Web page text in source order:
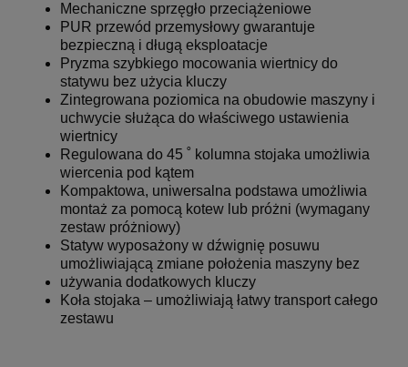
Mechaniczne sprzęgło przeciążeniowe
PUR przewód przemysłowy gwarantuje
bezpieczną i długą eksploatacje
Pryzma szybkiego mocowania wiertnicy do
statywu bez użycia kluczy
Zintegrowana poziomica na obudowie maszyny i
uchwycie służąca do właściwego ustawienia
wiertnicy
Regulowana do 45 ˚ kolumna stojaka umożliwia
wiercenia pod kątem
Kompaktowa, uniwersalna podstawa umożliwia
montaż za pomocą kotew lub próżni (wymagany
zestaw próżniowy)
Statyw wyposażony w dźwignię posuwu
umożliwiającą zmiane położenia maszyny bez
używania dodatkowych kluczy
Koła stojaka – umożliwiają łatwy transport całego
zestawu